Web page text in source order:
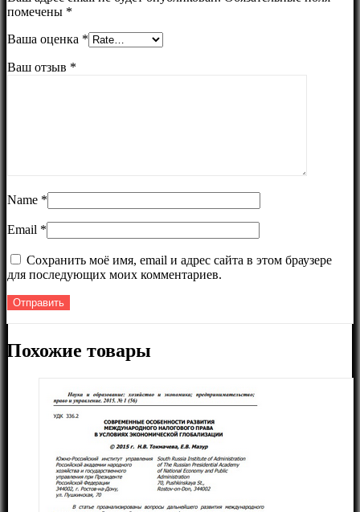
помечены *
Ваша оценка *
Ваш отзыв *
Name *
Email *
Сохранить моё имя, email и адрес сайта в этом браузере
для последующих моих комментариев.
Похожие товары